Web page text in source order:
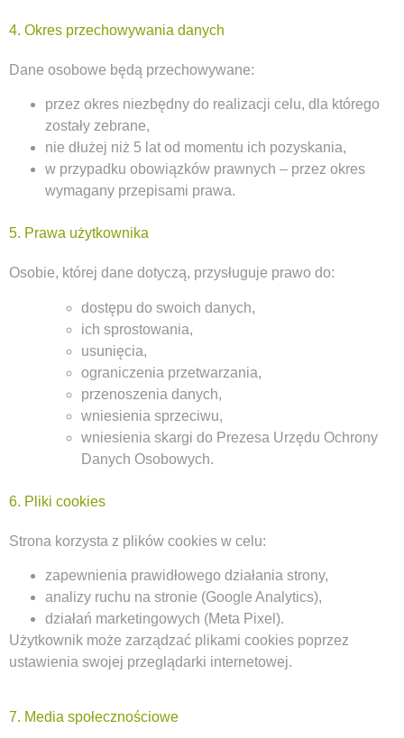
4. Okres przechowywania danych
Dane osobowe będą przechowywane:
przez okres niezbędny do realizacji celu, dla którego
zostały zebrane,
nie dłużej niż 5 lat od momentu ich pozyskania,
w przypadku obowiązków prawnych – przez okres
wymagany przepisami prawa.
5. Prawa użytkownika
Osobie, której dane dotyczą, przysługuje prawo do:
dostępu do swoich danych,
ich sprostowania,
usunięcia,
ograniczenia przetwarzania,
przenoszenia danych,
wniesienia sprzeciwu,
wniesienia skargi do Prezesa Urzędu Ochrony
Danych Osobowych.
6. Pliki cookies
Strona korzysta z plików cookies w celu:
zapewnienia prawidłowego działania strony,
analizy ruchu na stronie (Google Analytics),
działań marketingowych (Meta Pixel).
Użytkownik może zarządzać plikami cookies poprzez
ustawienia swojej przeglądarki internetowej.
7. Media społecznościowe